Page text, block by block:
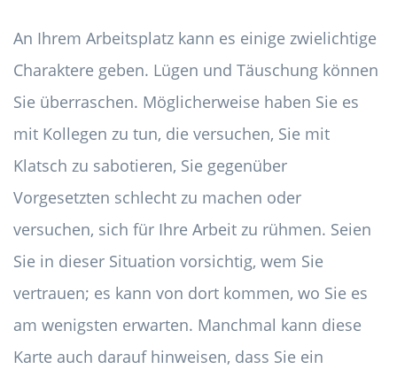
An Ihrem Arbeitsplatz kann es einige zwielichtige
Charaktere geben. Lügen und Täuschung können
Sie überraschen. Möglicherweise haben Sie es
mit Kollegen zu tun, die versuchen, Sie mit
Klatsch zu sabotieren, Sie gegenüber
Vorgesetzten schlecht zu machen oder
versuchen, sich für Ihre Arbeit zu rühmen. Seien
Sie in dieser Situation vorsichtig, wem Sie
vertrauen; es kann von dort kommen, wo Sie es
am wenigsten erwarten. Manchmal kann diese
Karte auch darauf hinweisen, dass Sie ein